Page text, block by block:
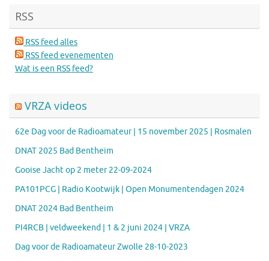
RSS
RSS feed alles
RSS feed evenementen
Wat is een RSS feed?
VRZA videos
62e Dag voor de Radioamateur | 15 november 2025 | Rosmalen
DNAT 2025 Bad Bentheim
Gooise Jacht op 2 meter 22-09-2024
PA101PCG | Radio Kootwijk | Open Monumentendagen 2024
DNAT 2024 Bad Bentheim
PI4RCB | veldweekend | 1 & 2 juni 2024 | VRZA
Dag voor de Radioamateur Zwolle 28-10-2023